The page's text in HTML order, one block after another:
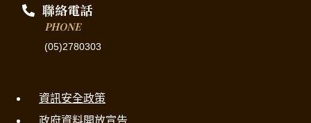
聯絡電話
PHONE
(05)2780303
資訊安全政策